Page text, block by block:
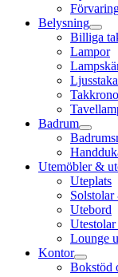
Belysning
Billiga
Lampor
Badrum
Utemöbler &
Uteplats
Solstolar
Utebord
Lounge
Kontor
Bokstöd